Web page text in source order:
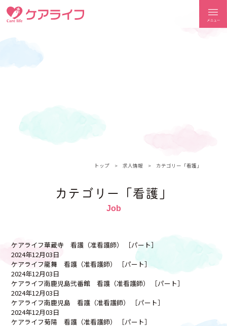
トップ 求人情報 カテゴリー「看護」
カテゴリー「看護」
ケアライフ華蔵寺 看護（准看護師） ［パート］
2024年12月03日
ケアライフ龍舞 看護（准看護師） ［パート］
2024年12月03日
ケアライフ南鹿児島弐番館 看護（准看護師） ［パート］
2024年12月03日
ケアライフ南鹿児島 看護（准看護師） ［パート］
2024年12月03日
ケアライフ菊陽 看護（准看護師） ［パート］